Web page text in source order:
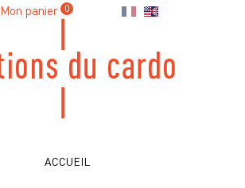
0
Mon panier
ACCUEIL